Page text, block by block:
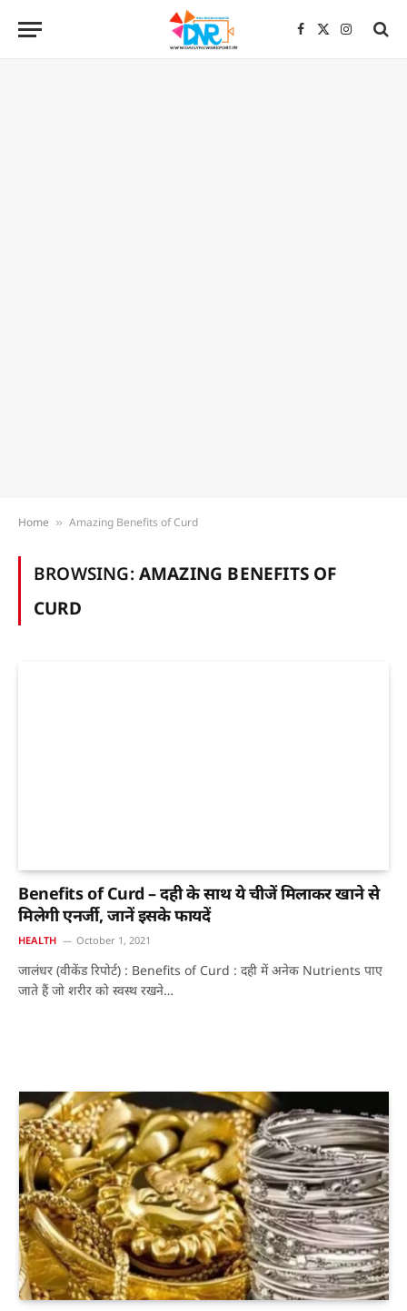
Facebook
X
Home » Amazing Benefits of Curd
BROWSING: AMAZING BENEFITS OF
CURD
Benefits of Curd – दही के साथ ये चीजें मिलाकर खाने से
मिलेगी एनर्जी, जानें इसके फायदें
HEALTH October 1, 2021
जालंधर (वीकेंड रिपोर्ट) : Benefits of Curd : दही में अनेक Nutrients पाए
जाते हैं जो शरीर को स्वस्थ रखने…